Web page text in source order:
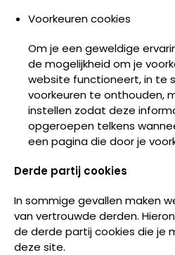
Voorkeuren cookies
Om je een geweldige
de mogelijkheid om je
website functioneert, in te
voorkeuren te onthouden,
instellen zodat deze
opgeroepen telkens
een pagina die door je
Derde partij cookies
In sommige gevallen maken
van vertrouwde derden.
de derde partij cookies die je
deze site.